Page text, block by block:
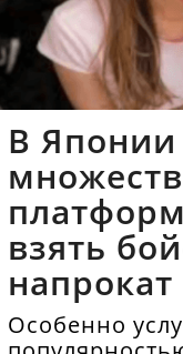
В Японии
взять
напрокат
Особенно